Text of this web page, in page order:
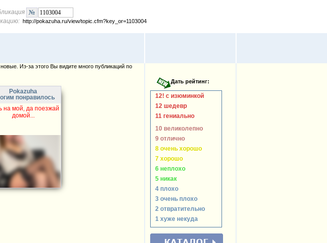
http://pokazuha.ru/view/topic.cfm?key_or=1103004
Из-за этого Вы видите много публикаций по
Pokazuha
понравилось
на мой, да поезжай
домой...
12! с изюминкой
12 шедевр
11 гениально
10 великолепно
9 отлично
8 очень хорошо
7 хорошо
6 неплохо
5 никак
4 плохо
3 очень плохо
2 отвратительно
1 хуже некуда